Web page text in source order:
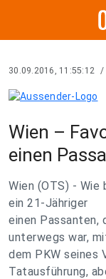
30.09.2016, 11:55:12 /
Wien –
einen
Wien (OTS) -
ein 21-Jähriger
einen Passanten,
unterwegs war,
dem PKW seines
Tatausführung,